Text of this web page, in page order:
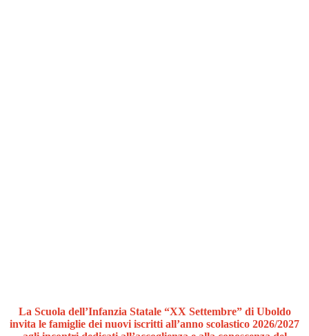
La Scuola dell’Infanzia Statale “XX Settembre” di Uboldo
invita le famiglie dei nuovi iscritti all’anno scolastico 2026/2027